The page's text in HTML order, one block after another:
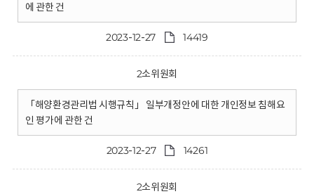
에 관한 건
2023-12-27 14419
2소위원회
「해양환경관리법 시행규칙」 일부개정안에 대한 개인정보 침해요
인 평가에 관한 건
2023-12-27 14261
2소위원회